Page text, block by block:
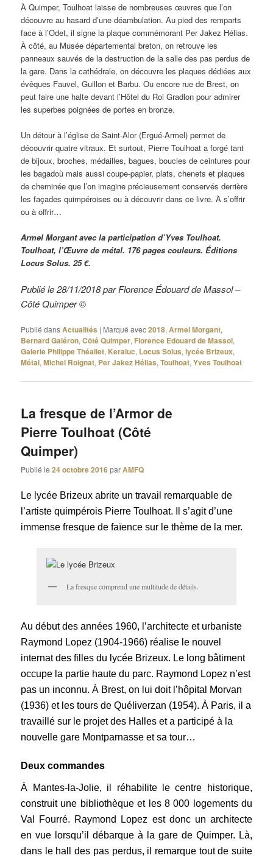
À Quimper, Toulhoat laisse de nombreuses œuvres que l’on
découvre au hasard d’une déambulation. Au pied des remparts
face à l’Odet, il signe la plaque commémorant Per Jakez Hélias.
À côté, au Musée départemental breton, on retrouve les
panneaux sauvés de la destruction de la salle des pas perdus de
la gare. Dans la cathédrale, on découvre les plaques dédiées aux
évêques Fauvel, Guillon et Barbu. Ou encore rue de Brest, on
peut faire une halte devant l’Hôtel du Roi Gradlon pour admirer
les superbes poignées de portes en bronze.
Un détour à l’église de Saint-Alor (Ergué-Armel) permet de
découvrir quatre vitraux. Et surtout, Pierre Toulhoat a forgé tant
de bijoux, broches, médailles, bagues, boucles de ceintures pour
les bagadoù mais aussi coupe-papier, plats, chenets et plaques
de cheminée que l’on imagine précieusement conservés derrière
les façades quimpéroises ou à découvrir dans ce livre. À s’offrir
ou à offrir…
Armel Morgant avec la participation d’Yves Toulhoat.
Toulhoat, l’Œuvre de métal. 176 pages couleurs. Éditions
Locus Solus. 25 €.
Publié le 28/11/2018 par Florence Édouard de Massol –
Côté Quimper ©
Publié dansActualités | Marqué avec2018,Armel Morgant,
Bernard Galéron,Côté Quimper, Florence Edouard de Massol,
Galerie Philippe Théallet, Keraluc, Locus Solus,lycée Brizeux,
Métal,Michel Roignat, Per Jakez Hélias,Toulhoat,Yves Toulhoat
La fresque de l’Armor de
Pierre Toulhoat (Côté
Quimper)
Publié le24 octobre 2016parAMFQ
Le lycée Brizeux abrite un travail remarquable de
l’artiste quimpérois Pierre Toulhoat. Il s’agit d’une
immense fresque de faïence sur le thème de la mer.
La fresque comprend une multitude de détails.
Au début des années 1960, l’architecte et urbaniste
Raymond Lopez (1904-1966) réalise le nouvel
internatdes filles du lycée Brizeux. Le long bâtiment
occupe la partie haute du parc. Raymond Lopez n’est
pas un inconnu. À Brest, on lui doit l’hôpital Morvan
(1936) et les tours de Quéliverzan (1954). À Paris, il a
travaillé sur le projet des Halles et a participé à la
nouvelle gare Montparnasse et sa tour…
Deux commandes
À Mantes-la-Jolie, il réhabilite le centre historique,
construit une bibliothèque et les 8 000 logements du
Val Fourré. Raymond Lopez est donc un architecte
en vue lorsqu’il débarque à la gare de Quimper. Là,
dans le hall des pas perdus, il remarque tout de suite